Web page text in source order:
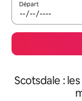
Départ
Scotsdale :